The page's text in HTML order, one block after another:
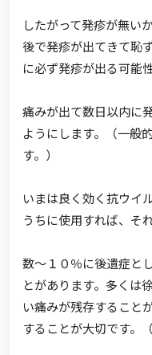
したがって発疹が無い
後で発疹が出てきて恥
に必ず発疹が出る可能
痛みが出て数日以内に
ようにします。（一般
す。）
いまは良く効く抗ウイ
うちに使用すれば、そ
数～１０％に後遺症と
とがあります。多くは
い痛みが残存すること
することが大切です。